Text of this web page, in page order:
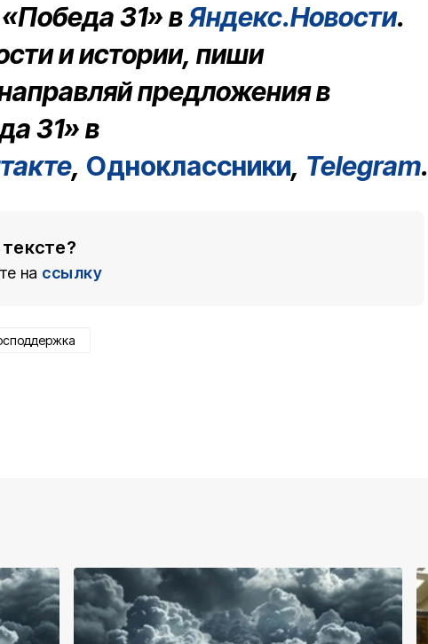
31» вЯндекс.Новости.
и истории, пиши
предложения в
31» в
, Одноклассники, Telegram.
на ссылку